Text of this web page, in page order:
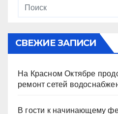
СВЕЖИЕ ЗАПИСИ
На Красном Октябре
ремонт сетей
В гости к начинающему